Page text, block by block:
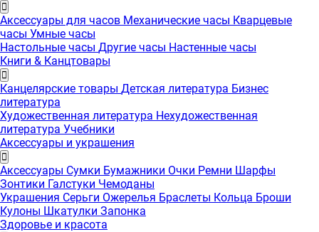
Аксессуары для часов Механические часы Кварцевые
часы Умные часы
Настольные часы Другие часы Настенные часы
Книги & Канцтовары
Канцелярские товары Детская литература Бизнес
литература
Художественная литература Нехудожественная
литература Учебники
Аксессуары и украшения
Аксессуары Сумки Бумажники Очки Ремни Шарфы
Зонтики Галстуки Чемоданы
Украшения Серьги Ожерелья Браслеты Кольца Броши
Кулоны Шкатулки Запонка
Здоровье и красота